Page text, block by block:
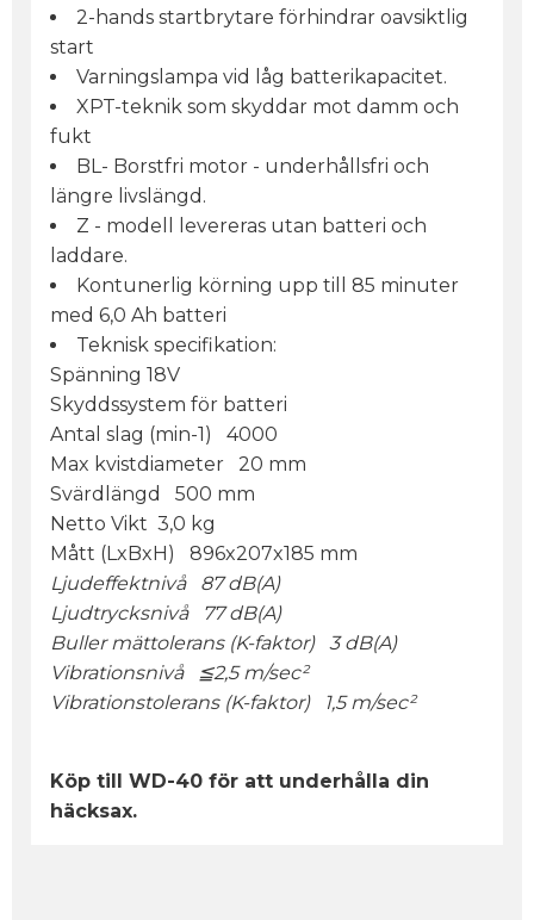
2-hands startbrytare förhindrar oavsiktlig
start
Varningslampa vid låg batterikapacitet.
XPT-teknik som skyddar mot damm och
fukt
BL- Borstfri motor - underhållsfri och
längre livslängd.
Z - modell levereras utan batteri och
laddare.
Kontunerlig körning upp till 85 minuter
med 6,0 Ah batteri
Teknisk specifikation:
Spänning 18V
Skyddssystem för batteri
Antal slag (min-1) 4000
Max kvistdiameter 20 mm
Svärdlängd 500 mm
Netto Vikt 3,0 kg
Mått (LxBxH) 896x207x185 mm
Ljudeffektnivå 87 dB(A)
Ljudtrycksnivå 77 dB(A)
Buller mättolerans (K-faktor) 3 dB(A)
Vibrationsnivå ≦2,5 m/sec²
Vibrationstolerans (K-faktor) 1,5 m/sec²
Köp till WD-40 för att underhålla din
häcksax.